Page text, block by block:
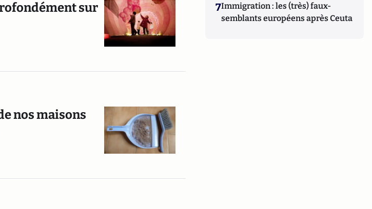
sur
nos maisons
7Immigration : les (très) faux-
semblants européens après Ceuta